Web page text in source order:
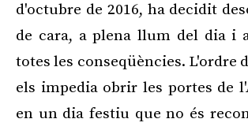
d'octubre de 2016, ha decidit
de cara, a plena llum del dia i
totes les conseqüències. L'ordre
els impedia obrir les portes de
en un dia festiu que no és